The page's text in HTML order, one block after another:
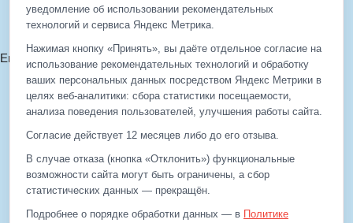
Политика cookie
Согласие на обработку ПДн
Email: info@eds-korolev.ru
+7 (499) 929-99-99
+7 (495)512-00-11
512-00-11
Email:info@eds-korolev.ru
уведомление об использовании рекомендательных
технологий и сервиса Яндекс Метрика.
Нажимая кнопку «Принять», вы даёте отдельное согласие на
использование рекомендательных технологий и обработку
ваших персональных данных посредством Яндекс Метрики в
целях веб‑аналитики: сбора статистики посещаемости,
анализа поведения пользователей, улучшения работы сайта.
Согласие действует 12 месяцев либо до его отзыва.
В случае отказа (кнопка «Отклонить») функциональные
возможности сайта могут быть ограничены, а сбор
статистических данных — прекращён.
Подробнее о порядке обработки данных — в Политике